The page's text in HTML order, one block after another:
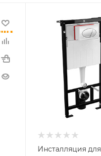
Инсталляция для